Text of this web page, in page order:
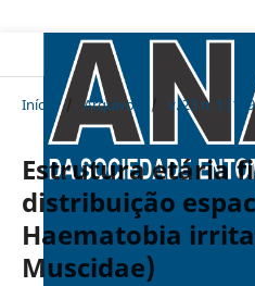
Início / Arquivos / v. 23 n. 1
Estrutura etária
distribuição
Haematobia
Muscidae)